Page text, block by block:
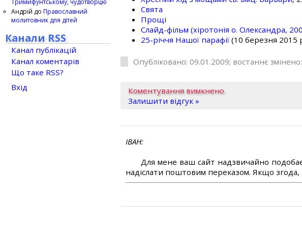
Свята
Прощі
Слайд-фільм (хіротонія о. Олександра,
25-рiччя Нашої парафiї (10 березня 2015
Опубліковано: 09.01.2009; востаннє
Коментування вимкнено
Залишити відгук »
ІВАН
Для мене ваш сайт надзвичайно
надіслати поштовим переказом. Якщо
Андрій до Православний
молитовник для дітей
Канали RSS
Канал публікацій
Канал коментарів
Що таке RSS?
Вхід